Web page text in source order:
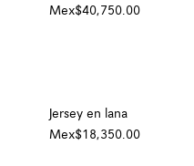
Mex$40,750.00
Jersey en lana
Mex$18,350.00